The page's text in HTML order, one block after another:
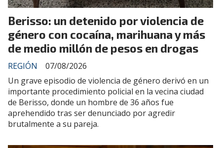
Berisso: un detenido por violencia de
género con cocaína, marihuana y más
de medio millón de pesos en drogas
REGIÓN
07/08/2026
Un grave episodio de violencia de género derivó en un
importante procedimiento policial en la vecina ciudad
de Berisso, donde un hombre de 36 años fue
aprehendido tras ser denunciado por agredir
brutalmente a su pareja.